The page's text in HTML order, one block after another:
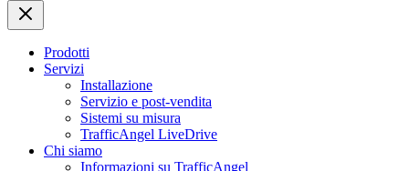
Prodotti
Servizi
Installazione
Servizio e post-vendita
Sistemi su misura
TrafficAngel LiveDrive
Chi siamo
Informazioni su TrafficAngel